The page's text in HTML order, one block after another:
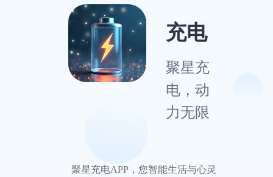
充电
聚星充
电，动
力无限
聚星充电APP，您智能生活与心灵